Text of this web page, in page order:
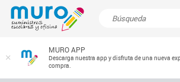
MURO APP
Descarga nuestra app y disfruta de una nueva
compra.